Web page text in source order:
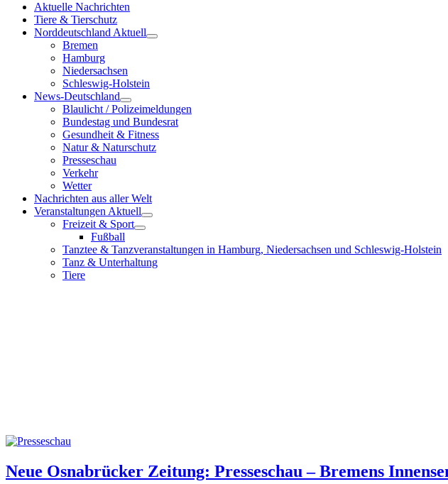
Aktuelle Nachrichten
Tiere & Tierschutz
Norddeutschland Aktuell
Bremen
Hamburg
Niedersachsen
Schleswig-Holstein
News-Deutschland
Blaulicht / Polizeimeldungen
Bundestag und Bundesrat
Gesundheit & Fitness
Natur & Naturschutz
Presseschau
Verkehr
Wetter
Nachrichten aus aller Welt
Veranstaltungen Aktuell
Freizeit & Sport
Fußball
Tanztee & Tanzveranstaltungen in Hamburg, Niedersachsen und Schleswig-Holstein
Tanz & Unterhaltung
Tiere
Neue Osnabrücker Zeitung: Presseschau – Bremens